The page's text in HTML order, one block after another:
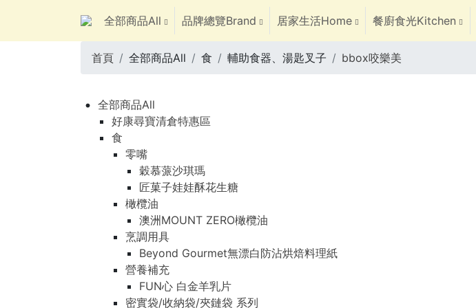
全部商品All 品牌總覽Brand 居家生活Home 餐廚食光Kitchen
首頁 全部商品All 食 輔助食器、湯匙叉子 bbox咬樂美
全部商品All
好康尋寶清倉特惠區
食
零嘴
穀慕蒎沙琪瑪
匠菓子娃娃酥花生糖
橄欖油
澳洲MOUNT ZERO橄欖油
烹調用具
Beyond Gourmet無漂白防沾烘焙料理紙
營養補充
FUN心 白金羊乳片
密實袋/收納袋/夾鏈袋 系列